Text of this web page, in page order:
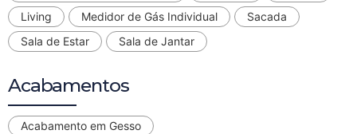
Living
Medidor de Gás Individual
Sacada
Sala de Estar
Sala de Jantar
Acabamentos
Acabamento em Gesso